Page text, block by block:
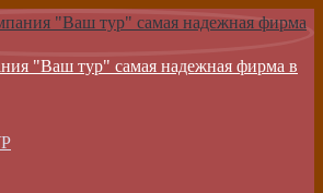
"Ваш тур" самая надежная фирма в